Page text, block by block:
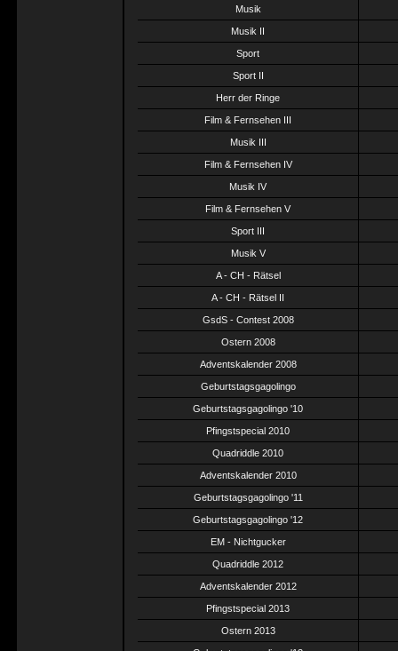
Musik
Musik II
Sport
Sport II
Herr der Ringe
Film & Fernsehen III
Musik III
Film & Fernsehen IV
Musik IV
Film & Fernsehen V
Sport III
Musik V
A - CH - Rätsel
A - CH - Rätsel II
GsdS - Contest 2008
Ostern 2008
Adventskalender 2008
Geburtstagsgagolingo
Geburtstagsgagolingo '10
Pfingstspecial 2010
Quadriddle 2010
Adventskalender 2010
Geburtstagsgagolingo '11
Geburtstagsgagolingo '12
EM - Nichtgucker
Quadriddle 2012
Adventskalender 2012
Pfingstspecial 2013
Ostern 2013